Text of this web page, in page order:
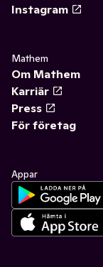
Instagram
Mathem
Om Mathem
Karriär
Press
För företag
Appar